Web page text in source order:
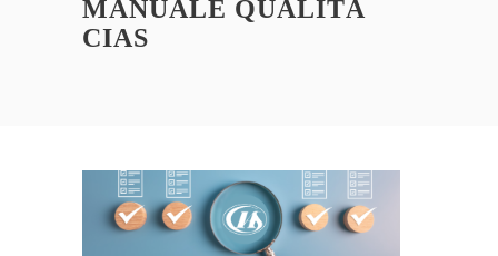
MANUALE QUALITÀ
CIAS